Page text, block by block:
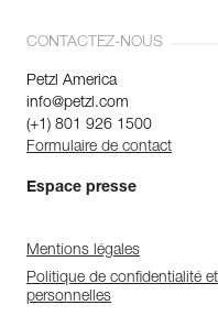
CONTACTEZ-NOUS
Petzl America
info@petzl.com
(+1) 801 926 1500
Formulaire de contact
Espace presse
Mentions légales
Politique de confidentialité
personnelles